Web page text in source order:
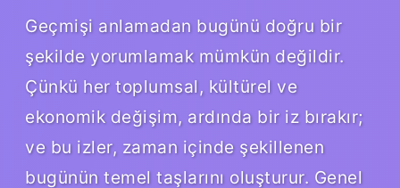
Geçmişi anlamadan bugünü doğru bir
şekilde yorumlamak mümkün değildir.
Çünkü her toplumsal, kültürel ve
ekonomik değişim, ardında bir iz bırakır;
ve bu izler, zaman içinde şekillenen
bugünün temel taşlarını oluşturur. Genel